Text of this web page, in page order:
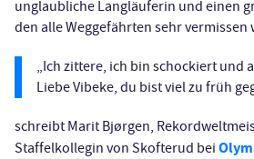
unglaubliche Langläuferin und einen
den alle Weggefährten sehr vermissen
„Ich zittere, ich bin schockiert und
Liebe Vibeke, du bist viel zu früh
schreibt Marit Bjørgen,
Staffelkollegin von Skofterud bei